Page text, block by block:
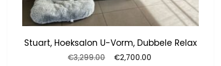
Stuart, Hoeksalon U-Vorm, Dubbele Relax
€3,299.00
Oorspronkelijke
€2,700.00